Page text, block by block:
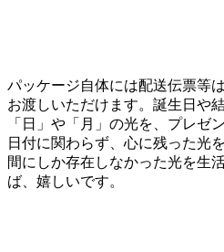
パッケージ自体には配送伝票等
お渡しいただけます。誕生日や
「日」や「月」の光を、プレゼ
日付に関わらず、心に残った光
間にしか存在しなかった光を生
ば、嬉しいです。